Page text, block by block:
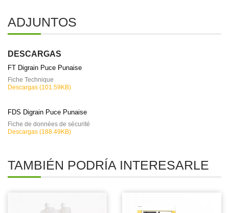
ADJUNTOS
DESCARGAS
FT Digrain Puce Punaise
Fiche Technique
Descargas (101.59KB)
FDS Digrain Puce Punaise
Fiche de données de sécurité
Descargas (188.49KB)
TAMBIÉN PODRÍA INTERESARLE